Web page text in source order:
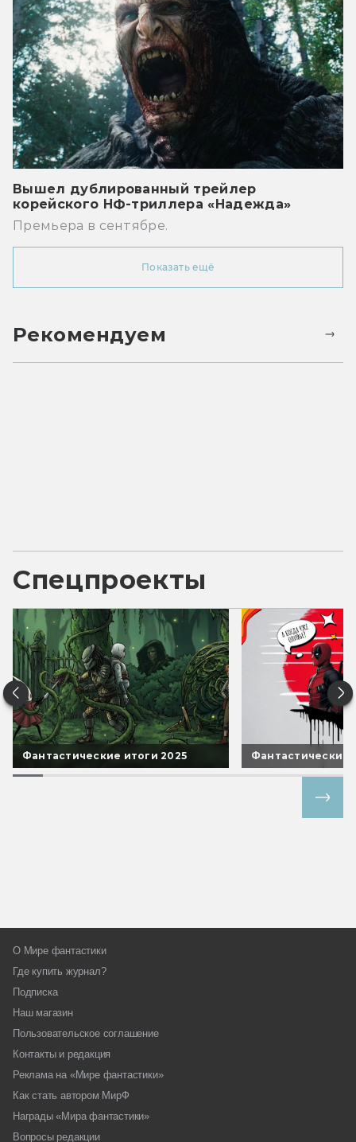
Вышел дублированный трейлер
корейского НФ-триллера «Надежда»
Премьера в сентябре.
Показать ещё
Рекомендуем
Спецпроекты
Фантастические итоги 2025 Фантастические
О Мире фантастики
Где купить журнал?
Подписка
Наш магазин
Пользовательское соглашение
Контакты и редакция
Реклама на «Мире фантастики»
Как стать автором МирФ
Награды «Мира фантастики»
Вопросы редакции